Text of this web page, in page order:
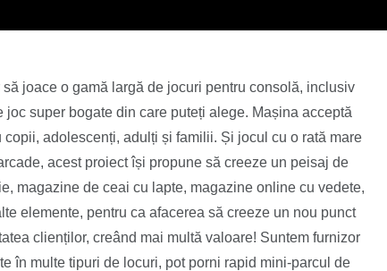
joace o gamă largă de jocuri pentru consolă, inclusiv
super bogate din care puteți alege. Mașina acceptă
adolescenți, adulți și familii. Și jocul cu o rată mare
acest proiect își propune să creeze un peisaj de
magazine de ceai cu lapte, magazine online cu vedete,
elemente, pentru ca afacerea să creeze un nou punct
clienților, creând mai multă valoare! Suntem furnizor
în multe tipuri de locuri, pot porni rapid mini-parcul de